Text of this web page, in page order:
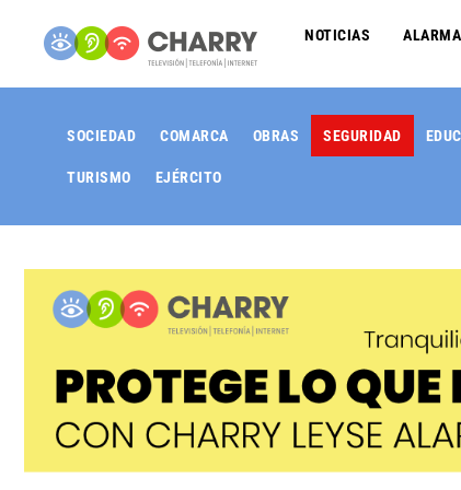
NOTICIAS
SOCIEDAD COMARCA OBRAS SEGURIDAD
TURISMO EJÉRCITO